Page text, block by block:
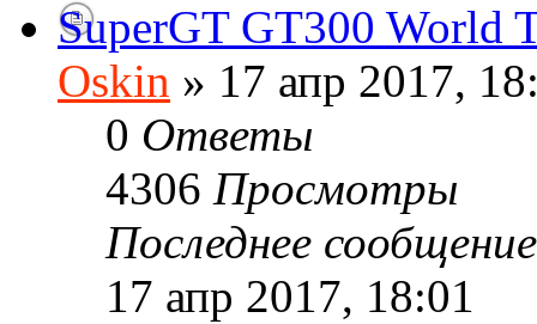
SuperGT GT300 World
Oskin » 17 апр 2017,
0 Ответы
4306 Просмотры
Последнее
17 апр 2017, 18:01